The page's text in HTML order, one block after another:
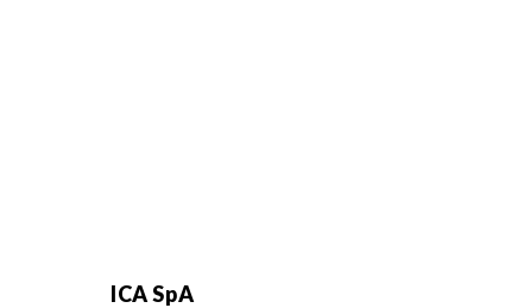
ICA SpA